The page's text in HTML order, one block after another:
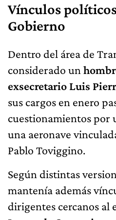
Vínculos
Gobierno
Dentro del área de
considerado un
exsecretario Luis
sus cargos en enero
cuestionamientos por
una aeronave
Pablo Toviggino.
Según distintas
mantenía además
dirigentes cercanos al